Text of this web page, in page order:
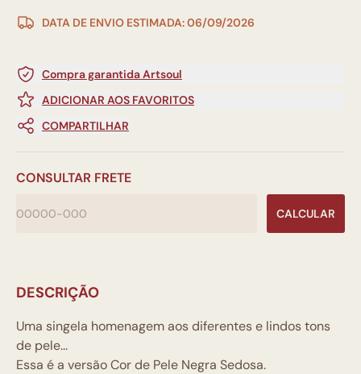
DATA DE ENVIO ESTIMADA: 06/09/2026
Compra garantida Artsoul
ADICIONAR AOS FAVORITOS
COMPARTILHAR
CONSULTAR FRETE
CALCULAR
DESCRIÇÃO
Uma singela homenagem aos diferentes e lindos tons
de pele...
Essa é a versão Cor de Pele Negra Sedosa.